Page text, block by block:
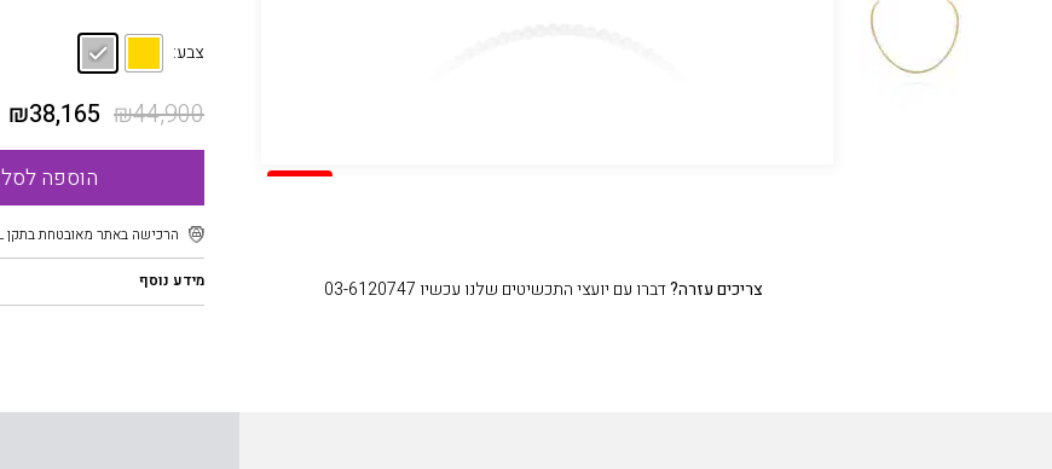
SALE
צריכים עזרה?דברו עם יועצי התכשיטים שלנו עכשיו 03-6120747
צבע:
₪44,900
₪38,165
הוספה לסל
הרכישה באתר מאובטחת בתקן SSL מוצפן
מידע נוסף